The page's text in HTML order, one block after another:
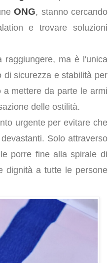
ONG, stanno cercando
e trovare soluzioni
raggiungere, ma è l'unica
di sicurezza e stabilità per
a mettere da parte le armi
delle ostilità.
urgente per evitare che
Solo attraverso
porre fine alla spirale di
dignità a tutte le persone